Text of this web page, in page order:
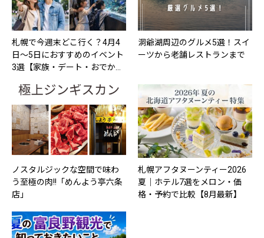
札幌で今週末どこ行く？4月4
日〜5日におすすめのイベント
3選【家族・デート・おでか…
洞爺湖周辺のグルメ5選！スイ
ーツから老舗レストランまで
ノスタルジックな空間で味わ
う至極の肉!!「めんよう亭六条
店」
札幌アフタヌーンティー2026
夏｜ホテル7選をメロン・価
格・予約で比較【8月最新】